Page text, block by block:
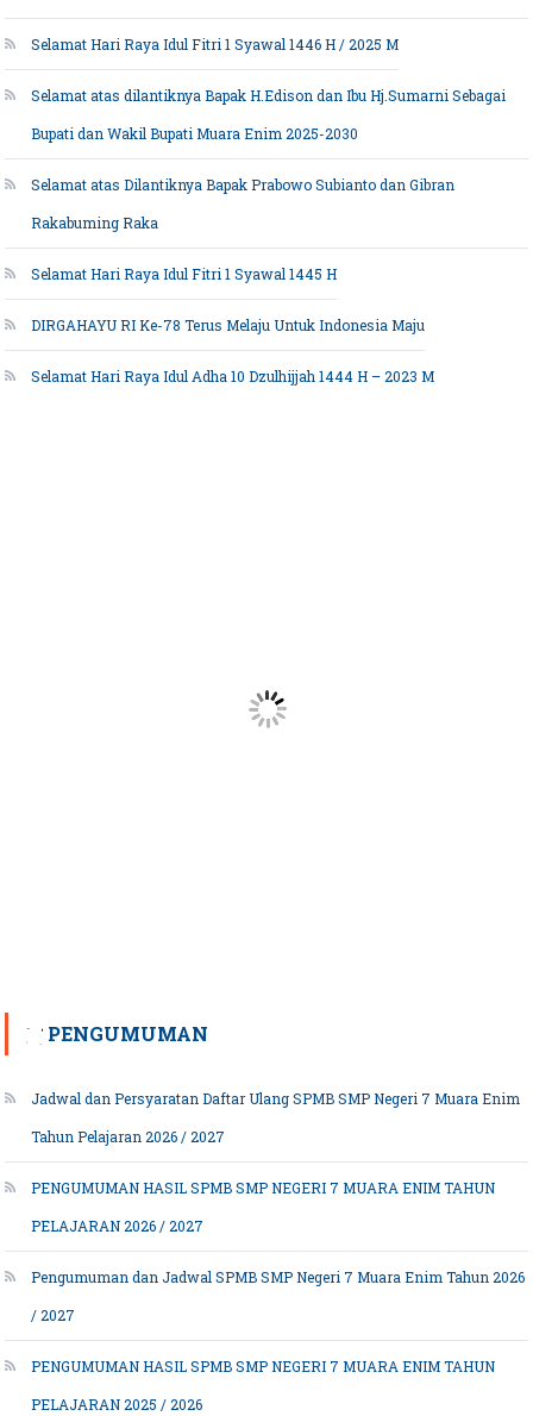
Selamat Hari Raya Idul Fitri 1 Syawal 1446 H / 2025 M
Selamat atas dilantiknya Bapak H.Edison dan Ibu Hj.Sumarni Sebagai
Bupati dan Wakil Bupati Muara Enim 2025-2030
Selamat atas Dilantiknya Bapak Prabowo Subianto dan Gibran
Rakabuming Raka
Selamat Hari Raya Idul Fitri 1 Syawal 1445 H
DIRGAHAYU RI Ke-78 Terus Melaju Untuk Indonesia Maju
Selamat Hari Raya Idul Adha 10 Dzulhijjah 1444 H – 2023 M
PENGUMUMAN
Jadwal dan Persyaratan Daftar Ulang SPMB SMP Negeri 7 Muara Enim
Tahun Pelajaran 2026 / 2027
PENGUMUMAN HASIL SPMB SMP NEGERI 7 MUARA ENIM TAHUN
PELAJARAN 2026 / 2027
Pengumuman dan Jadwal SPMB SMP Negeri 7 Muara Enim Tahun 2026
/ 2027
PENGUMUMAN HASIL SPMB SMP NEGERI 7 MUARA ENIM TAHUN
PELAJARAN 2025 / 2026